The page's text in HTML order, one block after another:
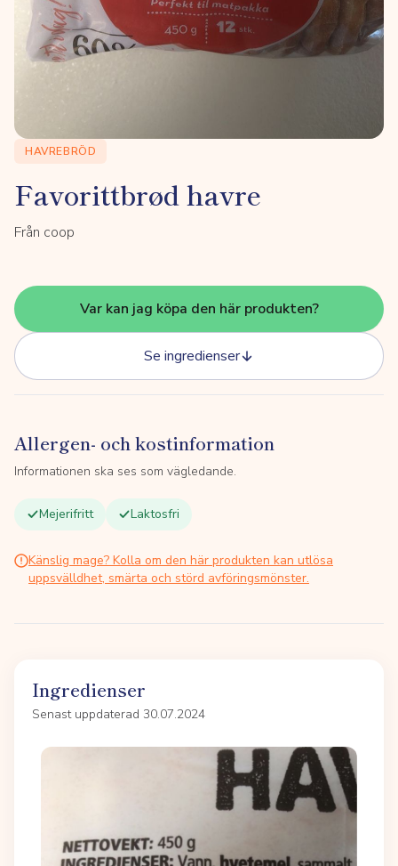
HAVREBRÖD
Favorittbrød havre
Från coop
Var kan jag köpa den här produkten?
Se ingredienser
Allergen- och kostinformation
Informationen ska ses som vägledande.
Mejerifritt Laktosfri
Känslig mage? Kolla om den här produkten kan utlösa
uppsvälldhet, smärta och störd avföringsmönster.
Ingredienser
Senast uppdaterad 30.07.2024